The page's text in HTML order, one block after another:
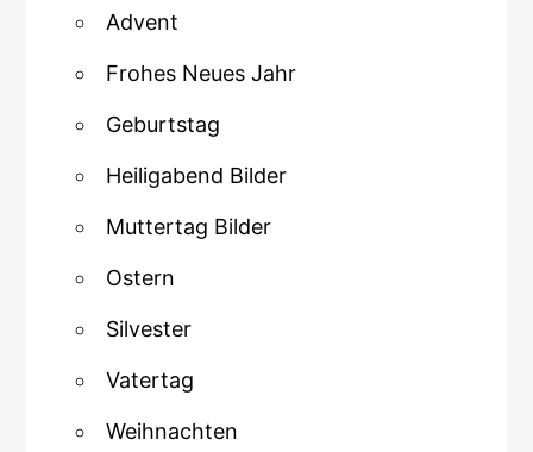
Advent
Frohes Neues Jahr
Geburtstag
Heiligabend Bilder
Muttertag Bilder
Ostern
Silvester
Vatertag
Weihnachten